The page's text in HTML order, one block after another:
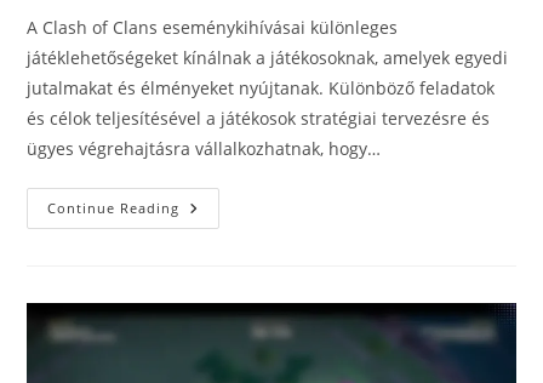
A Clash of Clans eseménykihívásai különleges
játéklehetőségeket kínálnak a játékosoknak, amelyek egyedi
jutalmakat és élményeket nyújtanak. Különböző feladatok
és célok teljesítésével a játékosok stratégiai tervezésre és
ügyes végrehajtásra vállalkozhatnak, hogy…
Continue Reading Esemény
Kihívások:
Egyedi
Jutalmak